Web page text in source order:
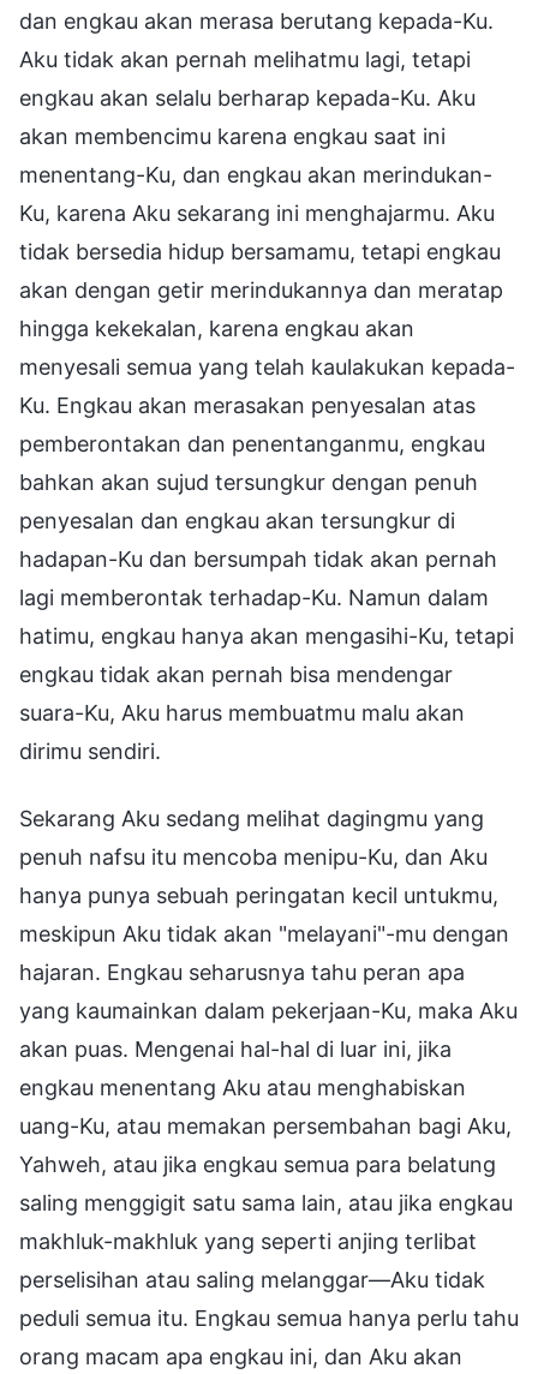
Sekarang Aku sedang melihat dagingmu yang
penuh nafsu itu mencoba menipu-Ku, dan Aku
hanya punya sebuah peringatan kecil untukmu,
meskipun Aku tidak akan "melayani"-mu dengan
hajaran. Engkau seharusnya tahu peran apa
yang kaumainkan dalam pekerjaan-Ku, maka Aku
akan puas. Mengenai hal-hal di luar ini, jika
engkau menentang Aku atau menghabiskan
uang-Ku, atau memakan persembahan bagi Aku,
Yahweh, atau jika engkau semua para belatung
saling menggigit satu sama lain, atau jika engkau
makhluk-makhluk yang seperti anjing terlibat
perselisihan atau saling melanggar—Aku tidak
peduli semua itu. Engkau semua hanya perlu tahu
orang macam apa engkau ini, dan Aku akan